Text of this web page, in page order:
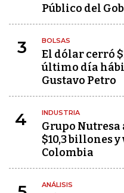
Público del
3 BOLSAS
El dólar cerró
último día
Gustavo Petro
4 INDUSTRIA
Grupo
$10,3 billones
Colombia
ANÁLISIS